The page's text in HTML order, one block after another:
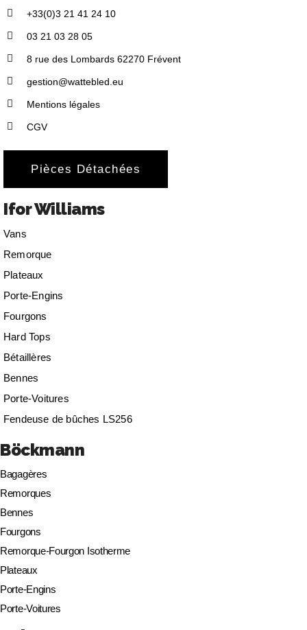
+33(0)3 21 41 24 10
03 21 03 28 05
8 rue des Lombards 62270 Frévent
gestion@wattebled.eu
Mentions légales
CGV
Pièces Détachées
Ifor Williams
Vans
Remorque
Plateaux
Porte-Engins
Fourgons
Hard Tops
Bétaillères
Bennes
Porte-Voitures
Fendeuse de bûches LS256
Böckmann
Bagagères
Remorques
Bennes
Fourgons
Remorque-Fourgon Isotherme
Plateaux
Porte-Engins
Porte-Voitures